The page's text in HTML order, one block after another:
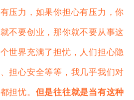
压力，如果你担心有压力，你
不要创业，那你就不要从事这
世界充满了担忧，人们担心隐
担心安全等等，我几乎我们对
担忧。 但是往往就是当有这种